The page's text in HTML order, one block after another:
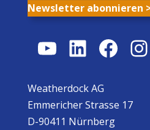
Newsletter abonnieren
YouTube
LinkedIn
Weatherdock AG
Emmericher Strasse 17
D-90411 Nürnberg